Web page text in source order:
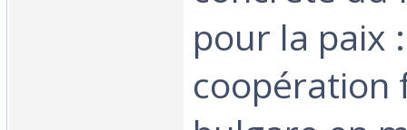
pour la paix
coopération